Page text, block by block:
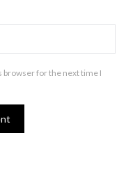
browser for the next time I